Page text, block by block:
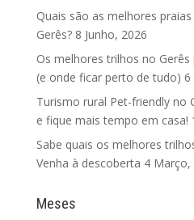
Quais são as melhores
Gerês? 8 Junho, 2026
Os melhores trilhos no
(e onde ficar perto de tudo) 6
Turismo rural Pet-friendly no
e fique mais tempo em casa!
Sabe quais os melhores
Venha à descoberta 4 Março,
Meses